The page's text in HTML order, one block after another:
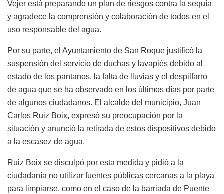
Vejer está preparando un plan de riesgos contra la sequía
y agradece la comprensión y colaboración de todos en el
uso responsable del agua.
Por su parte, el Ayuntamiento de San Roque justificó la
suspensión del servicio de duchas y lavapiés debido al
estado de los pantanos, la falta de lluvias y el despilfarro
de agua que se ha observado en los últimos días por parte
de algunos ciudadanos. El alcalde del municipio, Juan
Carlos Ruiz Boix, expresó su preocupación por la
situación y anunció la retirada de estos dispositivos debido
a la escasez de agua.
Ruiz Boix se disculpó por esta medida y pidió a la
ciudadanía no utilizar fuentes públicas cercanas a la playa
para limpiarse, como en el caso de la barriada de Puente